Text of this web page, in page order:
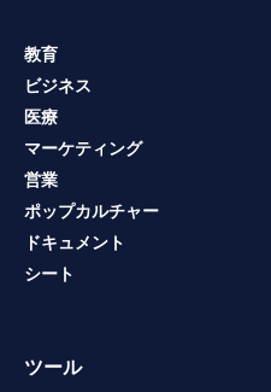
教育
ビジネス
医療
マーケティング
営業
ポップカルチャー
ドキュメント
シート
ツール